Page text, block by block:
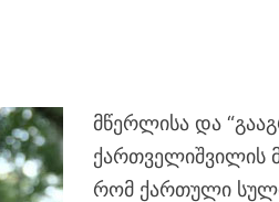
მწერლისა და
ქართველიშვილის
რომ ქართული